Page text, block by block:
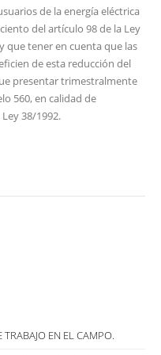
de la energía eléctrica
del artículo 98 de la Ley
que tener en cuenta que las
de esta reducción del
presentar trimestralmente
560, en calidad de
38/1992.
EN EL CAMPO.